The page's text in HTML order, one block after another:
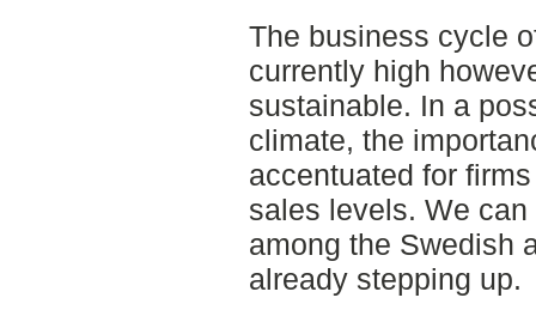
The business cycle
currently high
sustainable. In a
climate, the
accentuated for
sales levels. We
among the Swedish
already stepping up.